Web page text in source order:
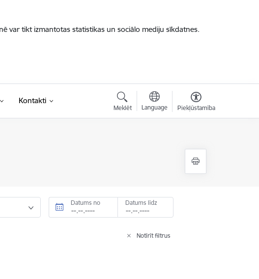
var tikt izmantotas statistikas un sociālo mediju sīkdatnes.
Kontakti
Meklēt Language Piekļūstamība
Datums no Datums līdz
Notīrīt filtrus